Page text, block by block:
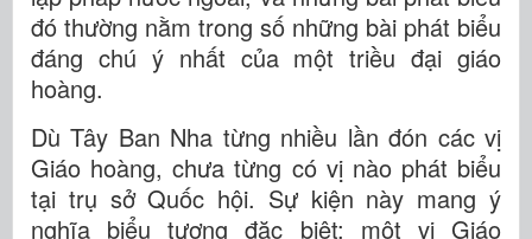
đó thường nằm trong số những bài phát biểu
đáng chú ý nhất của một triều đại giáo
hoàng.
Dù Tây Ban Nha từng nhiều lần đón các vị
Giáo hoàng, chưa từng có vị nào phát biểu
tại trụ sở Quốc hội. Sự kiện này mang ý
nghĩa biểu tượng đặc biệt: một vị Giáo